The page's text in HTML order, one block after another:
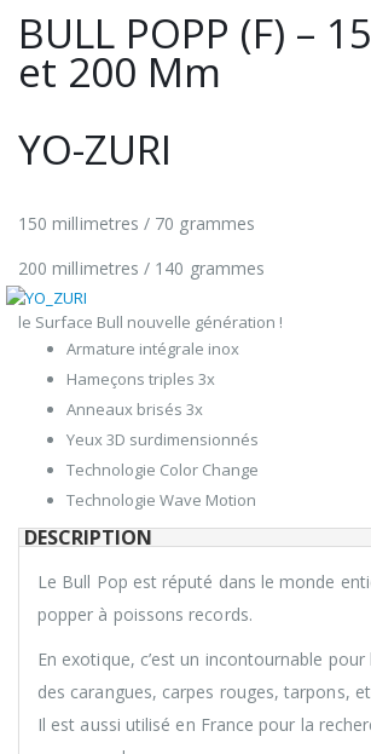
BULL POPP (F) –
et 200 Mm
YO-ZURI
150 millimetres / 70 grammes
200 millimetres / 140 grammes
le Surface Bull nouvelle génération !
Armature intégrale inox
Hameçons triples 3x
Anneaux brisés 3x
Yeux 3D surdimensionnés
Technologie Color Change
Technologie Wave Motion
DESCRIPTION
Le Bull Pop est réputé dans le monde
popper à poissons records.
En exotique, c’est un incontournable
des carangues, carpes rouges, tarpons,
Il est aussi utilisé en France pour la